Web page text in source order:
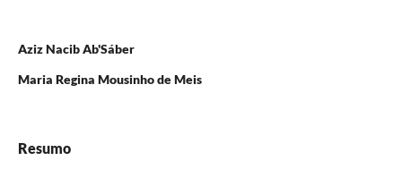
Aziz Nacib Ab'Sáber
Maria Regina Mousinho de Meis
Resumo